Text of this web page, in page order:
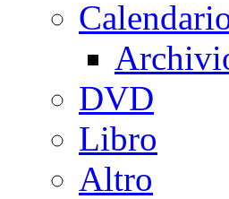
DVD
Libro
Altro